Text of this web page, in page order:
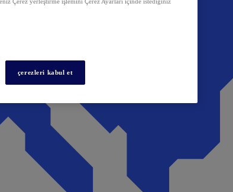
çerezleri kabul et